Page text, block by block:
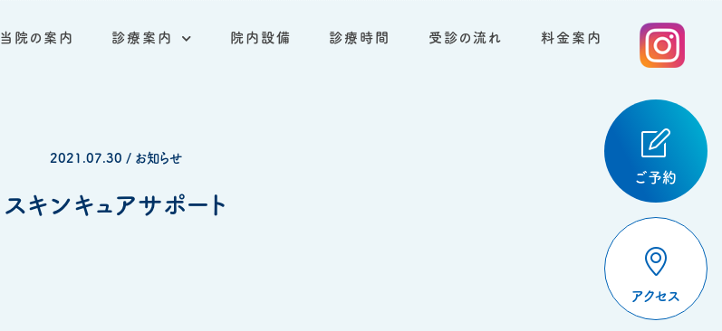
ご予約
アクセス
当院の案内 診療案内 院内設備 診療時間 受診の流れ 料金案内
2021.07.30 / お知らせ
スキンキュアサポート